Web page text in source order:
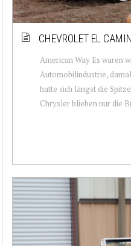
CHEVROLET EL
American Way Es waren
Automobilindustrie,
hatte sich längst die
Chrysler blieben nur die